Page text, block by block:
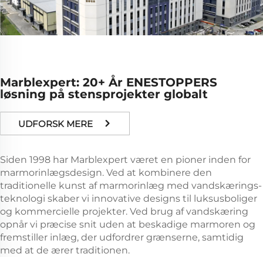
Marblexpert: 20+ År ENESTOPPERS
løsning på stensprojekter globalt
UDFORSK MERE
Siden 1998 har Marblexpert været en pioner inden for
marmorinlægsdesign. Ved at kombinere den
traditionelle kunst af marmorinlæg med vandskærings-
teknologi skaber vi innovative designs til luksusboliger
og kommercielle projekter. Ved brug af vandskæring
opnår vi præcise snit uden at beskadige marmoren og
fremstiller inlæg, der udfordrer grænserne, samtidig
med at de ærer traditionen.